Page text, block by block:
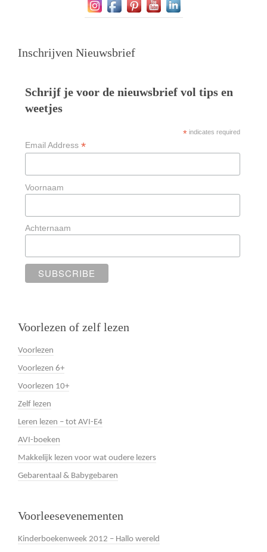
Inschrijven Nieuwsbrief
Schrijf je voor de nieuwsbrief vol tips en
weetjes
*indicates required
Email Address *
Voornaam
Achternaam
Voorlezen of zelf lezen
Voorlezen
Voorlezen 6+
Voorlezen 10+
Zelf lezen
Leren lezen – tot AVI-E4
AVI-boeken
Makkelijk lezen voor wat oudere lezers
Gebarentaal & Babygebaren
Voorleesevenementen
Kinderboekenweek 2012 – Hallo wereld